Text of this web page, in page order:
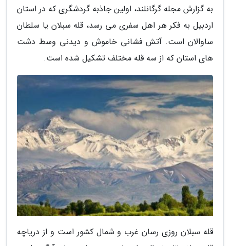
به گزارش مجله گرگانلند، اولین جاذبه گردشگری که در استان
اردبیل به فکر هر اهل سفری می رسد، قله سبلان یا سلطان
ساوالان است. آتش فشانی خاموش و دیدنی وسط دشت
های استان که از سه قله مختلف تشکیل شده است.
قله سبلان روزی رسان غرب و شمال کشور است و از دریاچه